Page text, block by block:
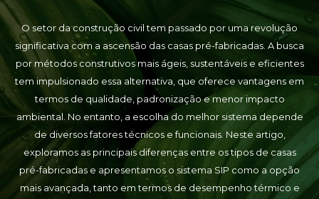
O setor da construção civil tem passado por uma revolução
significativa com a ascensão das casas pré-fabricadas. A busca
por métodos construtivos mais ágeis, sustentáveis e eficientes
tem impulsionado essa alternativa, que oferece vantagens em
termos de qualidade, padronização e menor impacto
ambiental. No entanto, a escolha do melhor sistema depende
de diversos fatores técnicos e funcionais. Neste artigo,
exploramos as principais diferenças entre os tipos de casas
pré-fabricadas e apresentamos o sistema SIP como a opção
mais avançada, tanto em termos de desempenho térmico e